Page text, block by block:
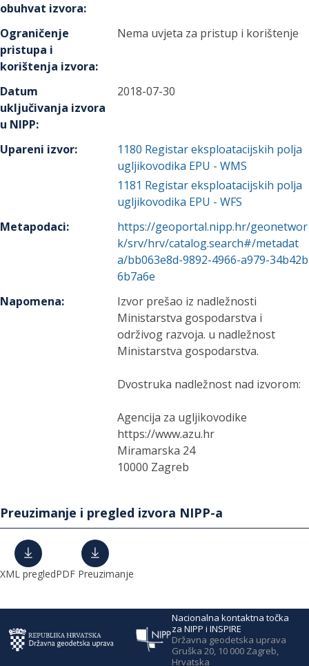
obuhvat izvora:
Ograničenje
pristupa i
korištenja izvora:
Nema uvjeta za pristup i korištenje
Datum
uključivanja izvora
u NIPP:
2018-07-30
Upareni izvor: 1180 Registar eksploatacijskih polja
ugljikovodika EPU - WMS
1181 Registar eksploatacijskih polja
ugljikovodika EPU - WFS
Metapodaci:
https://geoportal.nipp.hr/geonetwor
k/srv/hrv/catalog.search#/metadat
a/bb063e8d-9892-4966-a979-34b42b
6b7a6e
Napomena:
Izvor prešao iz nadležnosti
Ministarstva gospodarstva i
održivog razvoja. u nadležnost
Ministarstva gospodarstva.
Dvostruka nadležnost nad izvorom:
Agencija za ugljikovodike
https://www.azu.hr
Miramarska 24
10000 Zagreb
Preuzimanje i pregled izvora NIPP-a
XML pregledPDF Preuzimanje
Nacionalna kontaktna točka
za NIPP i INSPIRE
Državna geodetska uprava
Gruška 20, 10 000 Zagreb,
Hrvatska